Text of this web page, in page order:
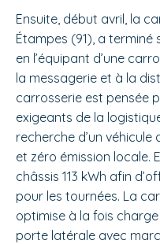
Ensuite, début avril, la
Étampes (91), a terminé
en l’équipant d’une
la messagerie et à la
carrosserie est pensée
exigeants de la
recherche d’un
et zéro émission locale.
châssis 113 kWh afin
pour les tournées. La
optimise à la fois
porte latérale avec